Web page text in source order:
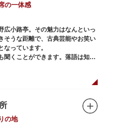
の一体感
広小路亭。その魅力はなんといっ
そうな距離で、古典芸能やお笑い
っています。
聞くことができます。落語は知っ
方も、ぜひ一度お江戸上野広小
の地